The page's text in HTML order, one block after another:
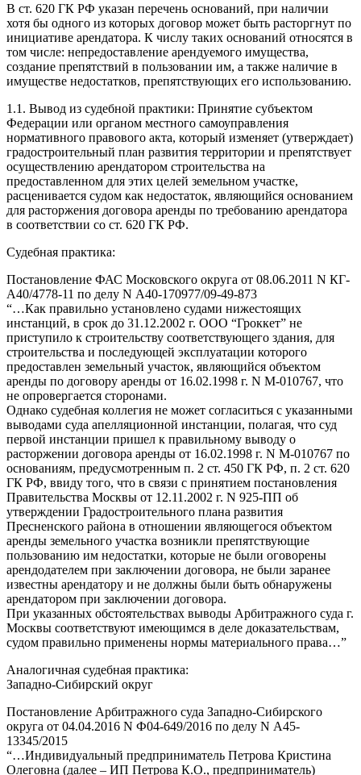
В ст. 620 ГК РФ указан перечень оснований, при наличии
хотя бы одного из которых договор может быть расторгнут по
инициативе арендатора. К числу таких оснований относятся в
том числе: непредоставление арендуемого имущества,
создание препятствий в пользовании им, а также наличие в
имуществе недостатков, препятствующих его использованию.
1.1. Вывод из судебной практики: Принятие субъектом
Федерации или органом местного самоуправления
нормативного правового акта, который изменяет (утверждает)
градостроительный план развития территории и препятствует
осуществлению арендатором строительства на
предоставленном для этих целей земельном участке,
расценивается судом как недостаток, являющийся основанием
для расторжения договора аренды по требованию арендатора
в соответствии со ст. 620 ГК РФ.
Судебная практика:
Постановление ФАС Московского округа от 08.06.2011 N КГ-
А40/4778-11 по делу N А40-170977/09-49-873
“…Как правильно установлено судами нижестоящих
инстанций, в срок до 31.12.2002 г. ООО “Гроккет” не
приступило к строительству соответствующего здания, для
строительства и последующей эксплуатации которого
предоставлен земельный участок, являющийся объектом
аренды по договору аренды от 16.02.1998 г. N М-010767, что
не опровергается сторонами.
Однако судебная коллегия не может согласиться с указанными
выводами суда апелляционной инстанции, полагая, что суд
первой инстанции пришел к правильному выводу о
расторжении договора аренды от 16.02.1998 г. N М-010767 по
основаниям, предусмотренным п. 2 ст. 450 ГК РФ, п. 2 ст. 620
ГК РФ, ввиду того, что в связи с принятием постановления
Правительства Москвы от 12.11.2002 г. N 925-ПП об
утверждении Градостроительного плана развития
Пресненского района в отношении являющегося объектом
аренды земельного участка возникли препятствующие
пользованию им недостатки, которые не были оговорены
арендодателем при заключении договора, не были заранее
известны арендатору и не должны были быть обнаружены
арендатором при заключении договора.
При указанных обстоятельствах выводы Арбитражного суда г.
Москвы соответствуют имеющимся в деле доказательствам,
судом правильно применены нормы материального права…”
Аналогичная судебная практика:
Западно-Сибирский округ
Постановление Арбитражного суда Западно-Сибирского
округа от 04.04.2016 N Ф04-649/2016 по делу N А45-
13345/2015
“…Индивидуальный предприниматель Петрова Кристина
Олеговна (далее – ИП Петрова К.О., предприниматель)